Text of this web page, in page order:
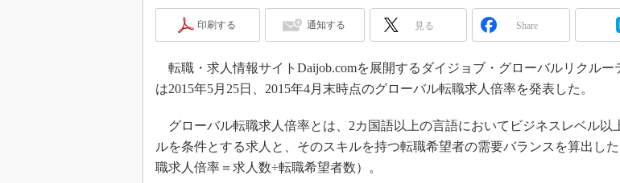
スマート工場EXPO
EdgeTech+
AUTOMOTIVE WORLD
車載ソフト開発
ISO26262
無償設計ツール
3Dプリンタ
デジタルツインとCAE
S＆OP
印刷する 通知する 見る Share
転職・求人情報サイトDaijob.comを展開するダイジョブ・グローバルリクルー
は2015年5月25日、2015年4月末時点のグローバル転職求人倍率を発表した。
グローバル転職求人倍率とは、2カ国語以上の言語においてビジネスレベル以
ルを条件とする求人と、そのスキルを持つ転職希望者の需要バランスを算出し
職求人倍率＝求人数÷転職希望者数）。